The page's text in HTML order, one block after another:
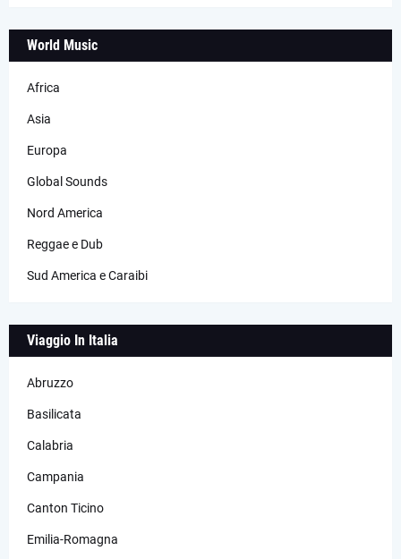
World Music
Africa
Asia
Europa
Global Sounds
Nord America
Reggae e Dub
Sud America e Caraibi
Viaggio In Italia
Abruzzo
Basilicata
Calabria
Campania
Canton Ticino
Emilia-Romagna